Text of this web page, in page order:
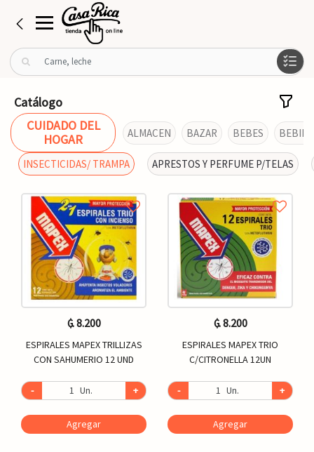
B
u
r
p
Catálogo
CUIDADO DEL
HOGAR
ALMACEN BAZAR BEBES
INSECTICIDAS/ TRAMPA APRESTOS Y PERFUME P/TELAS
₲. 8.200
ESPIRALES MAPEX TRILLIZAS
CON SAHUMERIO 12 UND
- Un. +
Agregar
₲. 8.200
ESPIRALES MAPEX TRIO
C/CITRONELLA 12UN
- Un. +
Agregar